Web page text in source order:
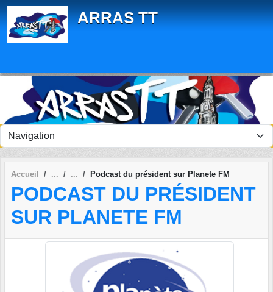
ARRAS TT
Accueil Podcast du président sur Planete FM
PODCAST DU PRÉSIDENT
SUR PLANETE FM
Panneau de gestion des cookies